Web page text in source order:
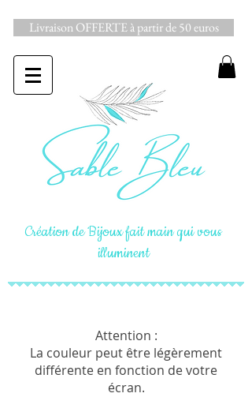
Livraison OFFERTE à partir de 50 euros
Création de Bijoux fait main qui vous
illuminent
Attention :
La couleur peut être légèrement
différente en fonction de votre
écran.